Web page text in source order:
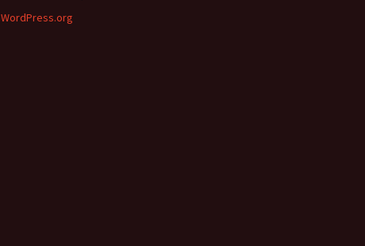
WordPress.org